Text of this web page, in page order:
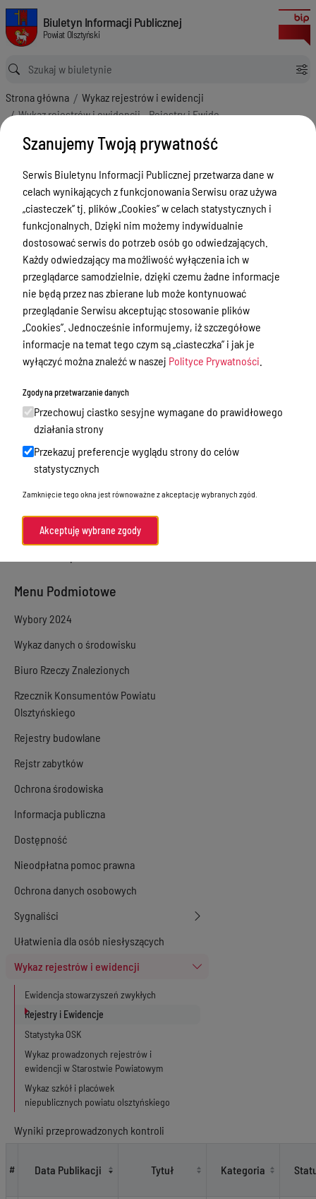
Wykaz rejestrów i ewidencji - Rejestry i Ewidencje
Biuletyn Informacji Publicznej Powiat Olsztyński
Biuletyn Informacji Publicznej
Powiat Olsztyński
Ścieżka powrotu
Strona główna
Wykaz rejestrów i ewidencji
Wykaz rejestrów i ewidencji - Rejestry i Ewidencje
Wykaz rejestrów i ewidencji -
Rejestry i Ewidencje
Menu Przedmiotowe
Kontakt i telefony w urzędzie
Ogłoszenia
Powiat Olsztyński
Rada Powiatu
Starostwo Powiatowe
Zbycie, użytkowanie wieczyste, najem,
dzierżawa, użyczenie
Sprawy załatwiane internetowo
Oświadczenia majątkowe
e-Puap/ e-Doręczenia
Akty prawne
Menu Podmiotowe
Wybory 2024
Wykaz danych o środowisku
Biuro Rzeczy Znalezionych
Rzecznik Konsumentów Powiatu
Olsztyńskiego
Rejestry budowlane
Rejstr zabytków
Ochrona środowiska
Informacja publiczna
Dostępność
Nieodpłatna pomoc prawna
Ochrona danych osobowych
Sygnaliści
Ułatwienia dla osób niesłyszących
Wykaz rejestrów i ewidencji
Ewidencja stowarzyszeń zwykłych
Rejestry i Ewidencje
Statystyka OSK
Wykaz prowadzonych rejestrów i
ewidencji w Starostwie Powiatowym
Wykaz szkół i placówek
niepublicznych powiatu olsztyńskiego
Wyniki przeprowadzonych kontroli
# Data Publikacji Tytuł Kategoria
Szanujemy Twoją prywatność
Serwis Biuletynu Informacji Publicznej przetwarza dane w
celach wynikających z funkcjonowania Serwisu oraz używa
„ciasteczek” tj. plików „Cookies” w celach statystycznych i
funkcjonalnych. Dzięki nim możemy indywidualnie
dostosować serwis do potrzeb osób go odwiedzających.
Każdy odwiedzający ma możliwość wyłączenia ich w
przeglądarce samodzielnie, dzięki czemu żadne informacje
nie będą przez nas zbierane lub może kontynuować
przeglądanie Serwisu akceptując stosowanie plików
„Cookies”. Jednocześnie informujemy, iż szczegółowe
informacje na temat tego czym są „ciasteczka” i jak je
wyłączyć można znaleźć w naszej Polityce Prywatności
Zgody na przetwarzanie danych
Przechowuj ciastko sesyjne wymagane do prawidłowego
działania strony
Przekazuj preferencje wyglądu strony do celów
statystycznych
Zamknięcie tego okna jest równoważne z akceptację wybranych zgód.
Akceptuję wybrane zgody